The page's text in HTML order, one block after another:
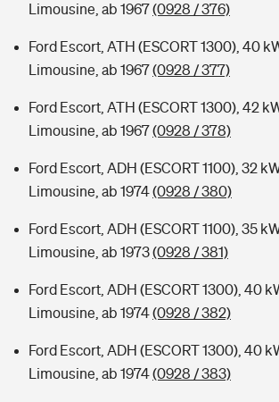
Sie haben Fragen?
Limousine, ab 1967(0928 / 376)
Ford Escort, ATH (ESCORT 1300), 40
Limousine, ab 1967(0928 / 377)
Ford Escort, ATH (ESCORT 1300), 42
Limousine, ab 1967(0928 / 378)
Ford Escort, ADH (ESCORT 1100), 32
Limousine, ab 1974(0928 / 380)
Ford Escort, ADH (ESCORT 1100), 35
Limousine, ab 1973(0928 / 381)
Ford Escort, ADH (ESCORT 1300), 40
Limousine, ab 1974(0928 / 382)
Ford Escort, ADH (ESCORT 1300), 40
Limousine, ab 1974(0928 / 383)